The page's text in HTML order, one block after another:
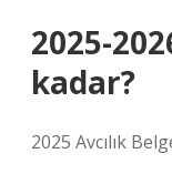
2025-
kadar?
2025 Avcılık